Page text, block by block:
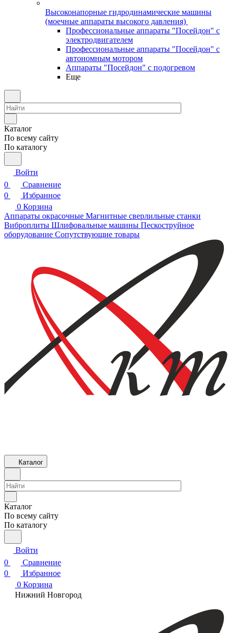
Высоконапорные гидродинамические машины
(моечные аппараты высокого давления)
Профессиональные аппараты "Посейдон" с
электродвигателем
Профессиональные аппараты "Посейдон" с
автономным мотором
Аппараты "Посейдон" с подогревом
Еще
Каталог
По всему сайту
По каталогу
Войти
0
Сравнение
0
Избранное
0 Корзина
Аппараты окрасочные Магнитные сверлильные станки
Виброплиты Шлифовальные машины Пескоструйное
оборудование Сопутствующие товары
Каталог
Каталог
По всему сайту
По каталогу
Войти
0
Сравнение
0
Избранное
0 Корзина
Нижний Новгород